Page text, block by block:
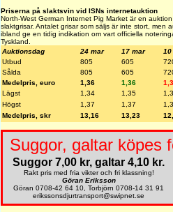
Priserna på slaktsvin vid ISNs internetauktion
North-West German Internet Pig Market är en
slaktgrisar. Antalet grisar som säljs är inte stort, men
ibland ge en tidig indikation om vart officiella
Tyskland.
Auktionsdag
24 mar 17 mar
Utbud
805 605
Sålda
805 605
Medelpris, euro
1,36 1,36
Lägst
1,34 1,35
Högst
1,37 1,37
Medelpris, skr
13,16 13,23
Suggor, galtar köpes
Suggor 7,00 kr, galtar 4,10 kr.
Rakt pris med fria vikter och fri klassning!
Göran Eriksson
Göran 0708-42 64 10, Torbjörn 0708-14 31 91
erikssonsdjurtransport@swipnet.se